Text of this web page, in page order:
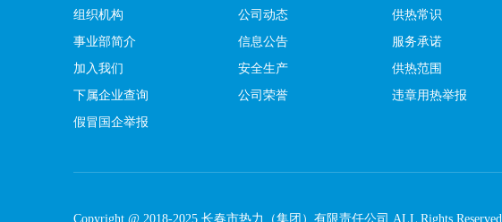
组织机构
事业部简介
加入我们
下属企业查询
假冒国企举报
公司动态
信息公告
安全生产
公司荣誉
供热常识
服务承诺
供热范围
违章用热举报
Copyright @ 2018-2025 长春市热力（集团）有限责任公司,ALL Rights Reserved